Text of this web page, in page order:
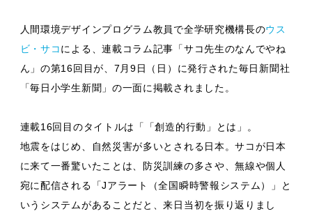
人間環境デザインプログラム教員で全学研究機構長のウス
ビ・サコによる、連載コラム記事「サコ先生のなんでやね
ん」の第16回目が、7月9日（日）に発行された毎日新聞社
「毎日小学生新聞」の一面に掲載されました。
連載16回目のタイトルは「「創造的行動」とは」。
地震をはじめ、自然災害が多いとされる日本。サコが日本
に来て一番驚いたことは、防災訓練の多さや、無線や個人
宛に配信される「Jアラート（全国瞬時警報システム）」と
いうシステムがあることだと、来日当初を振り返りまし